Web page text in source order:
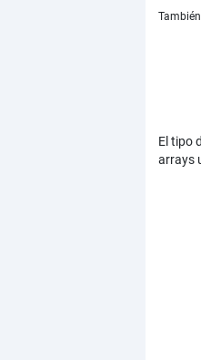
El tipo
arrays